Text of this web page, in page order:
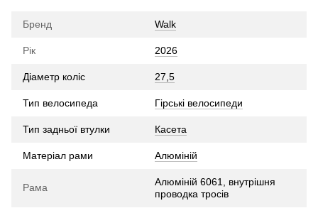
Бренд Walk
Рік 2026
Діаметр коліс 27,5
Тип велосипеда Гірські велосипеди
Тип задньої втулки Касета
Матеріал рами Алюміній
Рама
Алюміній 6061, внутрішня
проводка тросів